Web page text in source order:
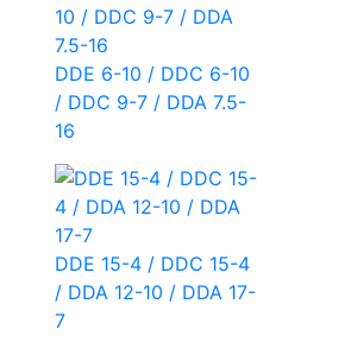
DDE 6-10 / DDC 6-10
/ DDC 9-7 / DDA 7.5-
16
DDE 15-4 / DDC 15-4
/ DDA 12-10 / DDA 17-
7